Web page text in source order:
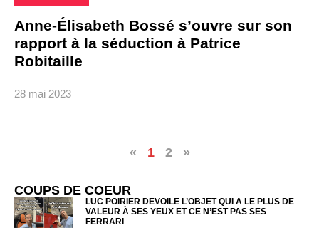
Anne-Élisabeth Bossé s’ouvre sur son
rapport à la séduction à Patrice
Robitaille
28 mai 2023
« 1 2 »
COUPS DE COEUR
LUC POIRIER DÉVOILE L’OBJET QUI A LE PLUS DE
VALEUR À SES YEUX ET CE N’EST PAS SES
FERRARI